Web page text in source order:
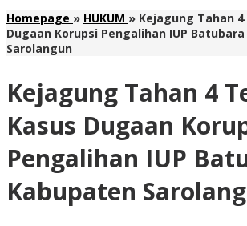
Homepage » HUKUM » Kejagung Tahan
Dugaan Korupsi Pengalihan IUP
Sarolangun
Kejagung Tahan 4
Kasus Dugaan
Pengalihan IUP
Kabupaten